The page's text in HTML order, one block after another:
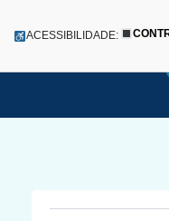
para
ACESSIBILIDADE: